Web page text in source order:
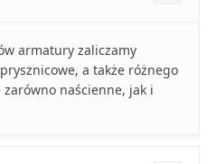
armatury zaliczamy
a także różnego
naścienne, jak i